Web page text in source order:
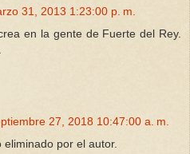
31, 2013 1:23:00 p. m.
en la gente de Fuerte del Rey.
27, 2018 10:47:00 a. m.
por el autor.